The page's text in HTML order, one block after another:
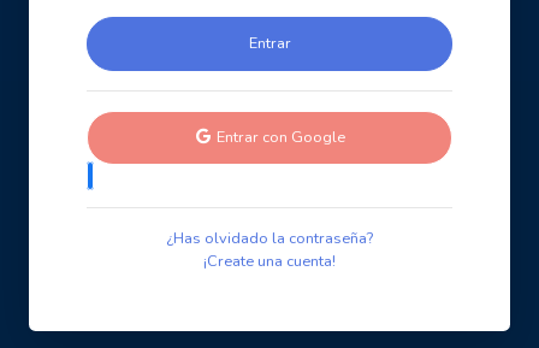
Entrar con Google
¿Has olvidado la contraseña?
¡Create una cuenta!